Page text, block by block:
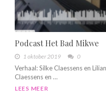
Podcast Het Bad Mikwe
1 oktober 2019 0
Verhaal: Silke Claessens en
Claessens en …
LEES MEER